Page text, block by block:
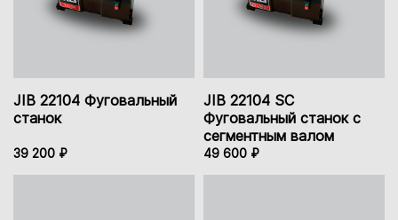
JIB 22104 Фуговальный
станок
39 200 ₽
JIB 22104 SC
Фуговальный станок с
сегментным валом
49 600 ₽